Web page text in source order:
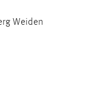
Weiden